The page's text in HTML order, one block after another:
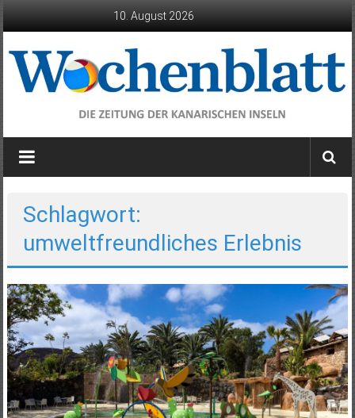
10. August 2026
Wochenblatt
die
Kanarischen
Inseln
Schlagwort:
umweltfreundliches Erlebnis